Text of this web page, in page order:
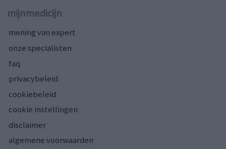
mijnmedicijn
mening van expert
onze specialisten
faq
privacybeleid
cookiebeleid
cookie instellingen
disclaimer
algemene voorwaarden